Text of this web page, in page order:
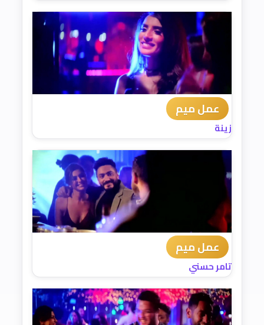
عمل ميم
زينة
عمل ميم
تامر حسني